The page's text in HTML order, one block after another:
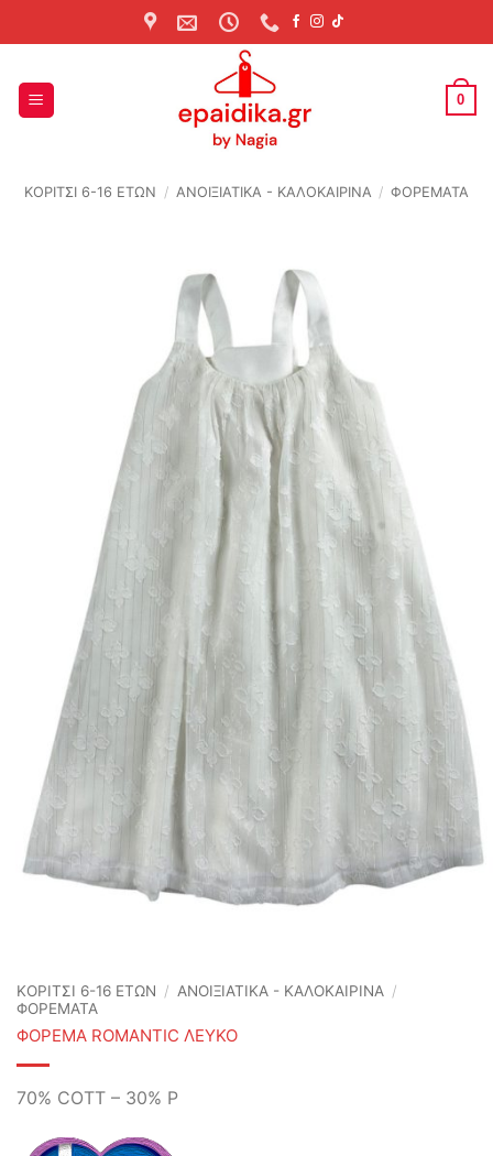
to
0
ΚΟΡΙΤΣΙ 6-16 ΕΤΩΝ / ΑΝΟΙΞΙΆΤΙΚΑ - ΚΑΛΟΚΑΙΡΙΝΆ / ΦΟΡΕΜΑΤΑ
ΚΟΡΙΤΣΙ 6-16 ΕΤΩΝ / ΑΝΟΙΞΙΆΤΙΚΑ - ΚΑΛΟΚΑΙΡΙΝΆ /
ΦΟΡΕΜΑΤΑ
ΦΟΡΕΜΑ ROMANTIC ΛΕΥΚΟ
70% COTT – 30% P